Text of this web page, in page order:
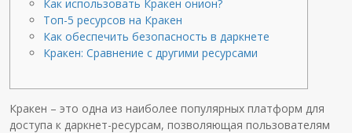
Как использовать Кракен онион?
Топ-5 ресурсов на Кракен
Как обеспечить безопасность в даркнете
Кракен: Сравнение с другими ресурсами
Кракен – это одна из наиболее популярных платформ для
доступа к даркнет-ресурсам, позволяющая пользователям